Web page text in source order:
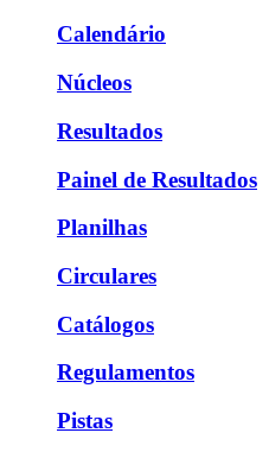
Calendário
Núcleos
Resultados
Painel de Resultados
Planilhas
Circulares
Catálogos
Regulamentos
Pistas